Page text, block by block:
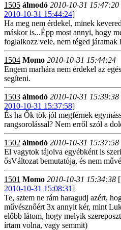
1505 álmodó 2010-10-31 15:47:20
2010-10-31 15:44:24]
Ha meg nem érdekel, minek
máskor is...Épp most annyi, hogy
foglalkozz vele, nem téged járatnak
1504 Momo 2010-10-31 15:44:24
Engem marhára nem érdekel az
segíteni.
1503 álmodó 2010-10-31 15:39:38
2010-10-31 15:37:58]
És ha Ők tök jól megférnek
rangsorolással? Nem erről szól a
1502 álmodó 2010-10-31 15:37:58
El vagytok tájolva egyébként is
ősVáltozat bemutatója, és nem
1501 Momo 2010-10-31 15:34:38
2010-10-31 15:08:31]
Te, sztem ne rám haragudj azért,
művésznőért 3x annyit kér, mint
előbb látom, hogy melyik
írtam volna, vagy semmit)